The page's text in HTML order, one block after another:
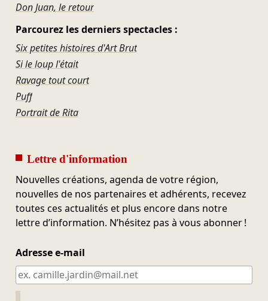
Don Juan, le retour
Parcourez les derniers spectacles :
Six petites histoires d'Art Brut
Si le loup l'était
Ravage tout court
Puff
Portrait de Rita
Lettre d'information
Nouvelles créations, agenda de votre région,
nouvelles de nos partenaires et adhérents, recevez
toutes ces actualités et plus encore dans notre
lettre d’information. N’hésitez pas à vous abonner !
Adresse e-mail